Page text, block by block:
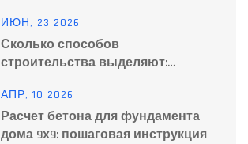
ИЮН, 23 2026
Сколько способов
строительства выделяют:
возведения домов в 2026 году
АПР, 10 2026
Расчет бетона для фундамента
дома 9х9: пошаговая инструкция